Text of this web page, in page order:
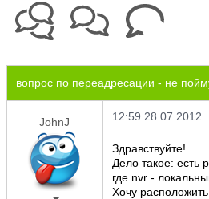
вопрос по переадресации - не
JohnJ 12:59 28.07.2012
Здравствуйте!
Дело такое: есть
где nvr -
Хочу